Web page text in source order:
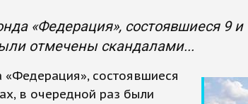
«Федерация», состоявшиеся 9
отмечены скандалами...
состоявшиеся
в очередной раз были